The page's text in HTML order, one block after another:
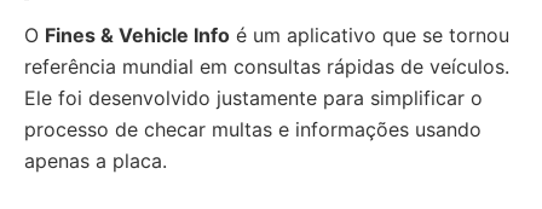
O Fines & Vehicle Info é um aplicativo que se tornou
referência mundial em consultas rápidas de veículos.
Ele foi desenvolvido justamente para simplificar o
processo de checar multas e informações usando
apenas a placa.